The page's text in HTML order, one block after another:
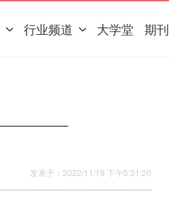
行业频道 大学堂 期刊
发表于：2022/11/19 下午5:31:20